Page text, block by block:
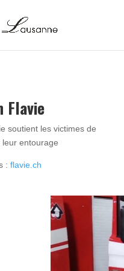
Flavie
soutient les victimes de
entourage
:flavie.ch